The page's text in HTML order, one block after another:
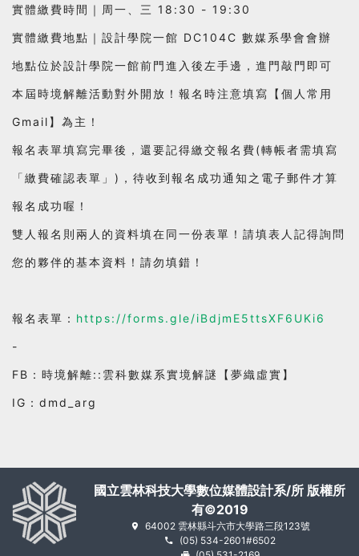
實體繳費時間｜周一、三 18:30 - 19:30
實體繳費地點｜設計學院一館 DC104C 數媒系學會會辦
地點位於設計學院一館前門進入後左手邊，進門敲門即可
本屆時境解離活動對外開放！報名時注意填寫【個人常用
Gmail】為主！
報名表單填寫完畢後，還要記得繳交報名費(轉帳者需填寫
「繳費確認表單」)，待收到報名成功通知之電子郵件才算
報名成功喔！
雙人報名則兩人的資料填在同一份表單！請填表人記得詢問
您的夥伴的基本資料！請勿填錯！
報名表單： https://forms.gle/iBdjmE5ttsXF6UKi6
-
FB：時境解離::雲科數媒系實境解謎【夢織虛實】
IG：dmd_arg
國立雲林科技大學數位媒體設計系/所 版權所
有©2019
64002 雲林縣斗六市大學路三段123號
(05) 534-2601#6502